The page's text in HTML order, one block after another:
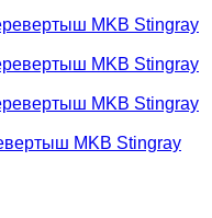
MKB Stingray